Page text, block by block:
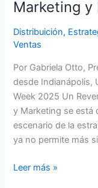
Marketing y
Distribuición,
Ventas
Por Gabriela Otto,
desde Indianápolis,
Week 2025 Un
y Marketing se
escenario de la
ya no permite más
Leer más »